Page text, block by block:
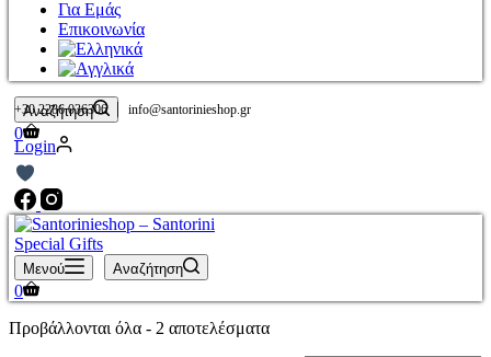
Για Εμάς
Επικοινωνία
Αναζήτηση
Καλάθι
Αγορών
0
+30 2286 036306| info@santorinieshop.gr
Login
Μενού Αναζήτηση
Καλάθι
Αγορών
0
Προβάλλονται όλα - 2 αποτελέσματα